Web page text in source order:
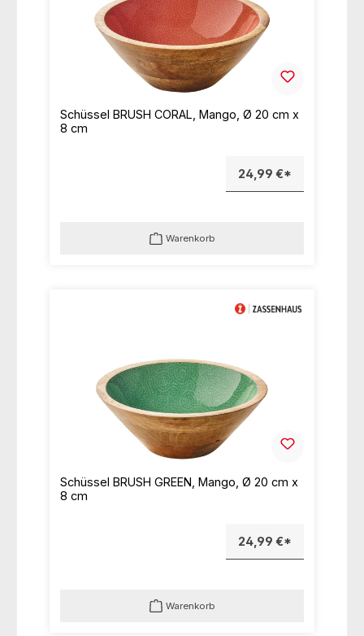
Schüssel BRUSH CORAL, Mango, Ø 20 cm x
8 cm
24,99 €*
Warenkorb
Schüssel BRUSH GREEN, Mango, Ø 20 cm x
8 cm
24,99 €*
Warenkorb